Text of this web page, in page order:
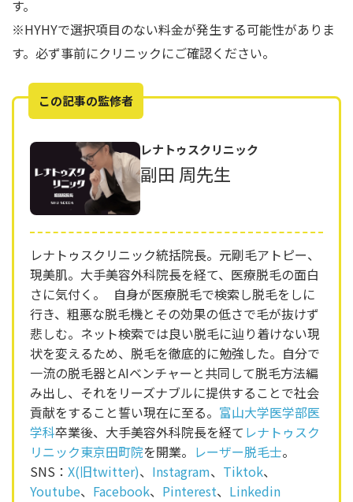
す。
※HYHYで選択項目のない料金が発生する可能性がありま
す。必ず事前にクリニックにご確認ください。
この記事の監修者
レナトゥスクリニック
副田 周先生
レナトゥスクリニック統括院長。元剛毛アトピー、
現美肌。大手美容外科院長を経て、医療脱毛の面白
さに気付く。 自身が医療脱毛で検索し脱毛をしに
行き、粗悪な脱毛機とその効果の低さで毛が抜けず
悲しむ。ネット検索では良い脱毛に辿り着けない現
状を変えるため、脱毛を徹底的に勉強した。自分で
一流の脱毛器とAIベンチャーと共同して脱毛方法編
み出し、それをリーズナブルに提供することで社会
貢献をすること誓い現在に至る。 富山大学医学部医
学科卒業後、大手美容外科院長を経て レナトゥスク
リニック東京田町院を開業。 レーザー脱毛士。
SNS： X(旧twitter)、 Instagram、 Tiktok、
Youtube、 Facebook、 Pinterest、 Linkedin